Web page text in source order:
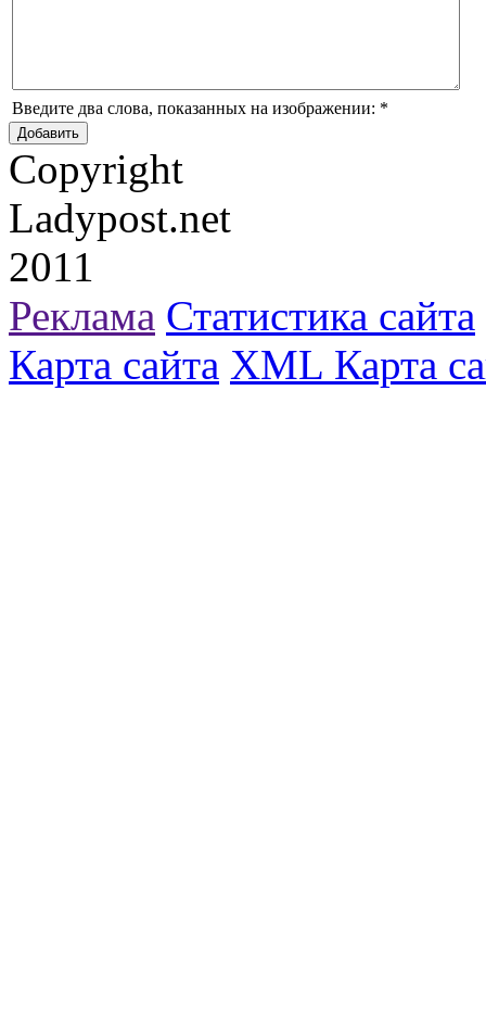
Введите два слова, показанных на изображении: *
Copyright
Ladypost.net
2011
Реклама Статистика сайта
Карта сайта XML Карта